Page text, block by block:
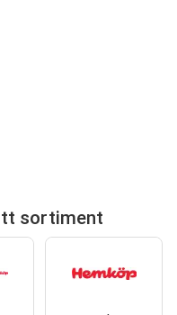
sortiment